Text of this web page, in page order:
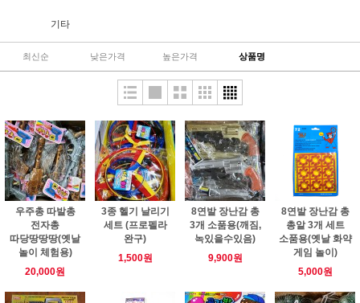
기타
최신순 낮은가격 높은가격 상품명
우주총 따발총
전자총
따당땅땅땅(옛날
놀이 체험용)
20,000원
3종 헬기 날리기
세트 (프로펠라
완구)
1,500원
8연발 장난감 총
3개 소품용(깨짐,
녹있을수있음)
9,900원
8연발 장난감 총
총알 3개 세트
소품용(옛날 화약
게임 놀이)
5,000원